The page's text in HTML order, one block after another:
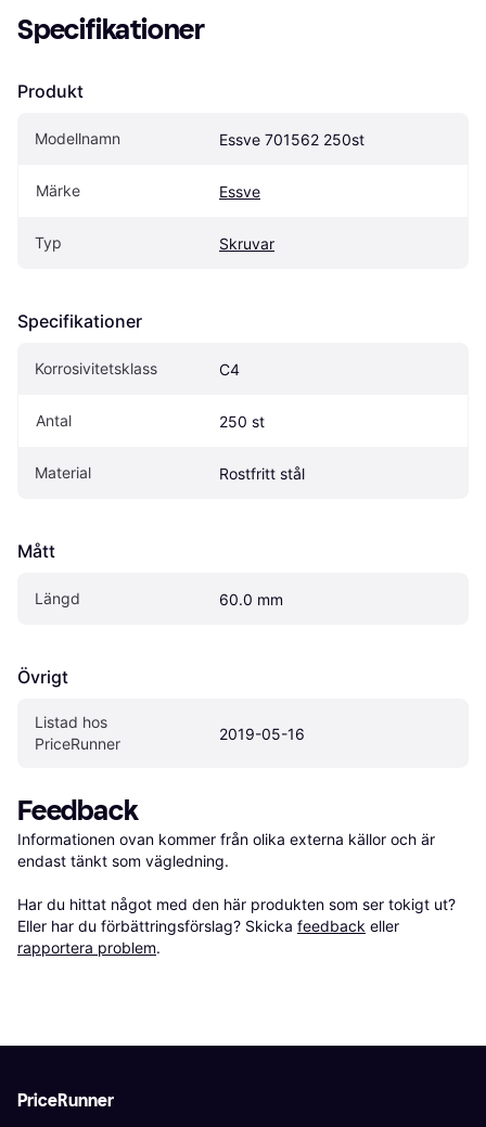
Specifikationer
Produkt
Modellnamn Essve 701562 250st
Märke Essve
Typ Skruvar
Specifikationer
Korrosivitetsklass C4
Antal 250 st
Material Rostfritt stål
Mått
Längd 60.0 mm
Övrigt
Listad hos
PriceRunner
2019-05-16
Feedback
Informationen ovan kommer från olika externa källor och är
endast tänkt som vägledning.
Har du hittat något med den här produkten som ser tokigt ut?
Eller har du förbättringsförslag? Skicka feedback eller
rapportera problem.
PriceRunner